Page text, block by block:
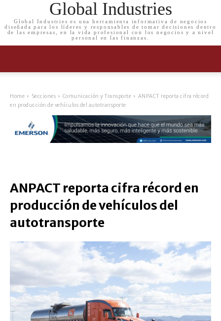
Global Industries
Global Industries es una herramienta informativa de negocios
diseñada para los líderes y responsables de tomar decisiones dentro
de las empresas, en la vida profesional con los negocios y a nivel
personal en las finanzas.
Home Secciones Comunicación y Transporte
ANPACT reporta cifra récord
en producción de vehículos del autotransporte
ANPACT reporta cifra récord en
producción de vehículos del
autotransporte